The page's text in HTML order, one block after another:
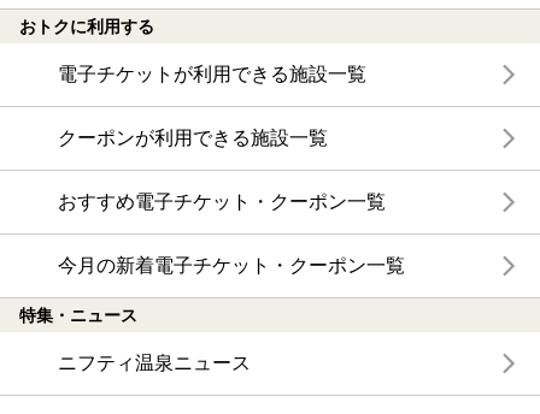
おトクに利用する
電子チケットが利用できる施設一覧
クーポンが利用できる施設一覧
おすすめ電子チケット・クーポン一覧
今月の新着電子チケット・クーポン一覧
特集・ニュース
ニフティ温泉ニュース